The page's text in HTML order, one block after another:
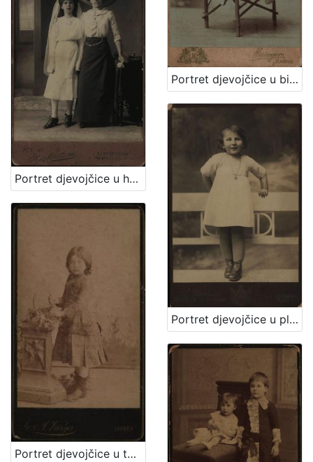
Portret djevojčice u bijeloj haljinici / Mosinger / [izradio] Artistički zavod Mosinger
Portret djevojčice u haljini za krizmu i žene sa šeširom s cvijećem na obodu / Atelier Rechnitzer
Portret djevojčice u plisiranoj haljinici / S. Weinrich
Portret djevojčice u tamnoj haljinici / [Gjuro Varga] / [izradio fotografski atelier] G. & I. Varga